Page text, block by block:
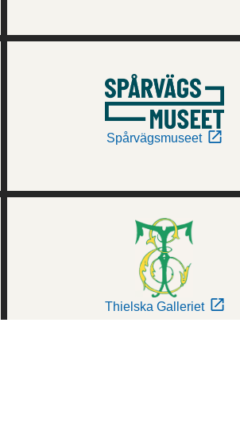
Spårvägsmuseet
Thielska Galleriet